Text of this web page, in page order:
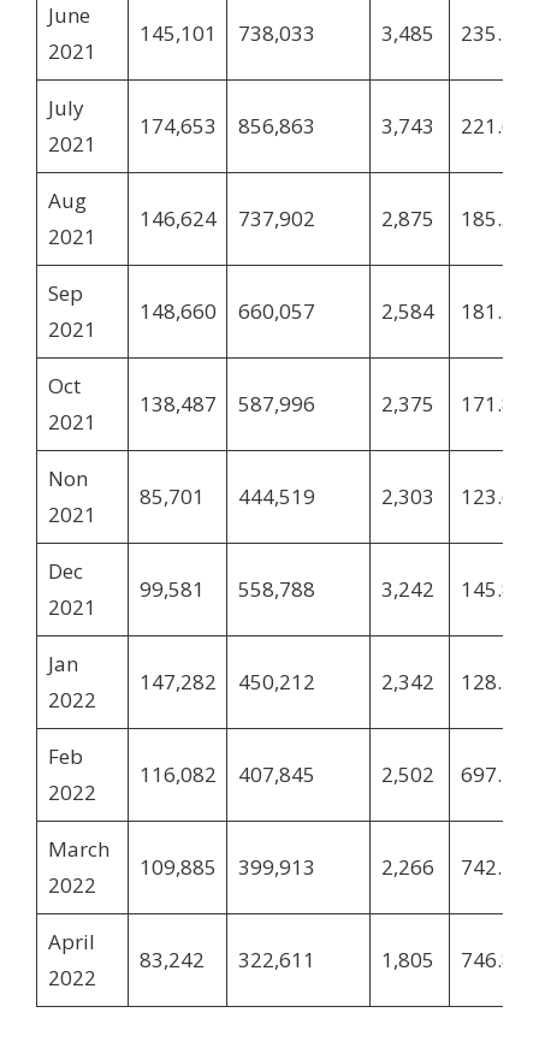
June
2021
145,101 738,033 3,485 235.27
July
2021
174,653 856,863 3,743 221.69
Aug
2021
146,624 737,902 2,875 185.51
Sep
2021
148,660 660,057 2,584 181.50
Oct
2021
138,487 587,996 2,375 171.86
Non
2021
85,701 444,519 2,303 123.62
Dec
2021
99,581 558,788 3,242 145.85
Jan
2022
147,282 450,212 2,342 128.70
Feb
2022
116,082 407,845 2,502 697.41
March
2022
109,885 399,913 2,266 742.20
April
2022
83,242 322,611 1,805 746.82